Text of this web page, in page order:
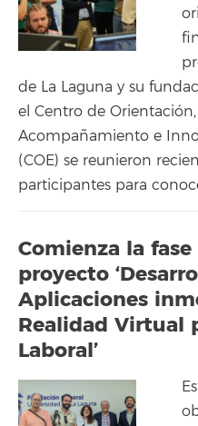
de La Laguna y su
el Centro de
Acompañamiento e
(COE) se reunieron
participantes para
Comienza la
proyecto
Aplicaciones
Realidad Virtual
Laboral’